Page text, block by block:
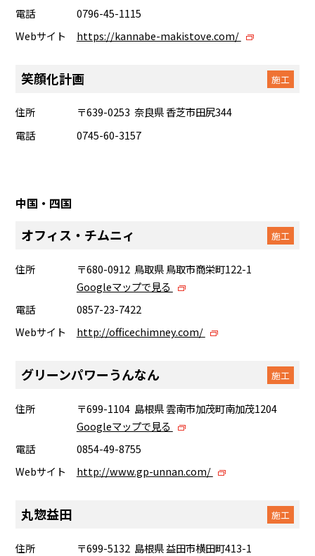
電話
0796-45-1115
Webサイト
https://kannabe-makistove.com/
笑顔化計画 施工
住所
〒639-0253 奈良県 香芝市田尻344
電話
0745-60-3157
中国・四国
オフィス・チムニィ 施工
住所
〒680-0912 鳥取県 鳥取市商栄町122-1
Googleマップで見る
電話
0857-23-7422
Webサイト
http://officechimney.com/
グリーンパワーうんなん 施工
住所
〒699-1104 島根県 雲南市加茂町南加茂1204
Googleマップで見る
電話
0854-49-8755
Webサイト
http://www.gp-unnan.com/
丸惣益田 施工
住所
〒699-5132 島根県 益田市横田町413-1